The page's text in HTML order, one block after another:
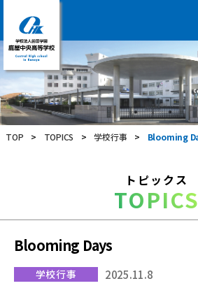
学
校
法
人
前
田
央
高
等
学
校
TOP > TOPICS > 学校行事 > Blooming
トピックス
TOPICS
Blooming Days
学校行事 2025.11.8